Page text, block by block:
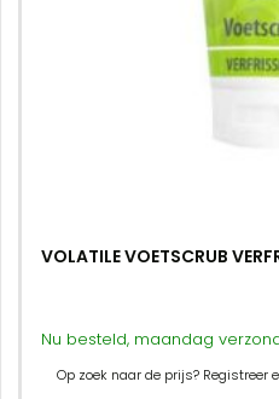
VOLATILE VOETSCRUB
Nu besteld, maandag
Op zoek naar de prijs? Registreer